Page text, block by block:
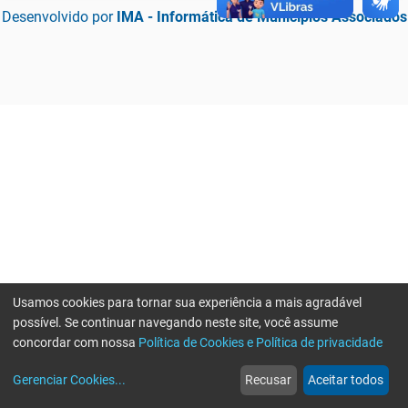
Desenvolvido por IMA - Informática de Municípios Associados
web
Notícias
more_horiz
Mais
Usamos cookies para tornar sua experiência a mais agradável
possível. Se continuar navegando neste site, você assume
concordar com nossa Política de Cookies e Política de privacidade
Gerenciar Cookies... Recusar Aceitar todos
Erro ao enviar informações, por favor tente novamente